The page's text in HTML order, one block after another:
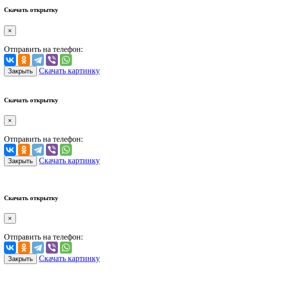
Скачать открытку
×
Отправить на телефон:
Закрыть Скачать картинку
Скачать открытку
×
Отправить на телефон:
Закрыть Скачать картинку
Скачать открытку
×
Отправить на телефон:
Закрыть Скачать картинку